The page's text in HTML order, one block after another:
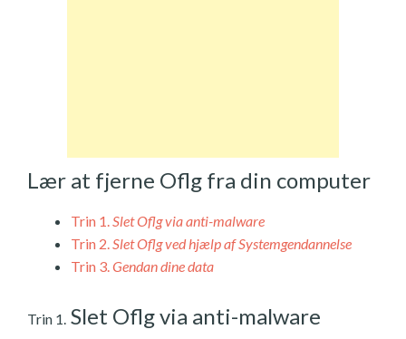
Lær at fjerne Oflg fra din computer
Trin 1.Slet Oflg via anti-malware
Trin 2.Slet Oflg ved hjælp af Systemgendannelse
Trin 3.Gendan dine data
Trin 1. Slet Oflg via anti-malware